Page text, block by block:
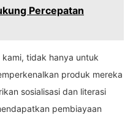
Percepatan
tidak hanya untuk
produk mereka
sosialisasi dan literasi
pembiayaan